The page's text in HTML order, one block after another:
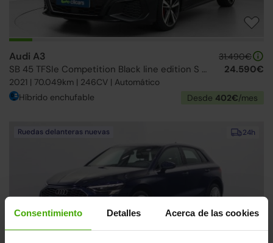
Consentimiento Detalles Acerca de las cookies
Audi A3
SB 45 TFSIe Competition Black line edition S tronic
2021 | 70.049km | 246CV | Automático
31.490€
24.590€
Híbrido enchufable Desde 402€/mes
24h
Ruedas delanteras nuevas